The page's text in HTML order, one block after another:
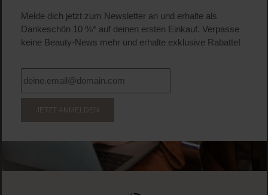
Melde dich jetzt zum Newsletter an und erhalte als
Dankeschön 10 %* auf deinen ersten Einkauf. Verpasse
keine Beauty-News mehr und erhalte exklusive Rabatte!
JETZT ANMELDEN